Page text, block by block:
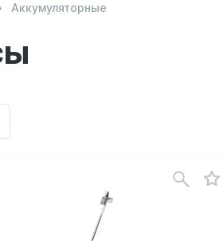
Аккумуляторные